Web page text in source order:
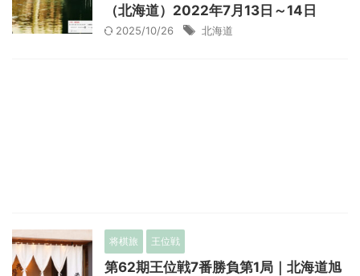
（北海道）2022年7月13日～14日
2025/10/26 北海道
将棋旅 王位戦
第62期王位戦7番勝負第1局｜北海道旭